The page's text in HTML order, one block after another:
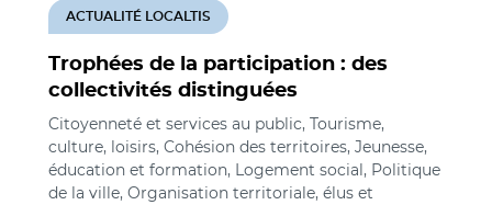
Trophées de la participation : des
collectivités distinguées
ACTUALITÉ LOCALTIS
Citoyenneté et services au public, Tourisme,
culture, loisirs, Cohésion des territoires, Jeunesse,
éducation et formation, Logement social, Politique
de la ville, Organisation territoriale, élus et